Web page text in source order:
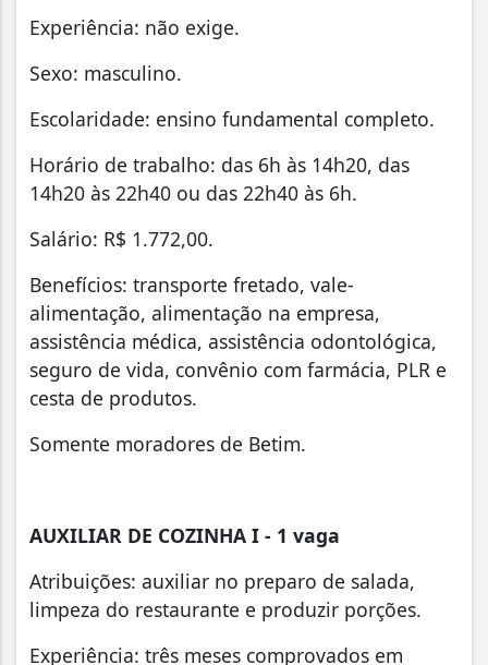
Experiência: não exige.
Sexo: masculino.
Escolaridade: ensino fundamental completo.
Horário de trabalho: das 6h às 14h20, das
14h20 às 22h40 ou das 22h40 às 6h.
Salário: R$ 1.772,00.
Benefícios: transporte fretado, vale-
alimentação, alimentação na empresa,
assistência médica, assistência odontológica,
seguro de vida, convênio com farmácia, PLR e
cesta de produtos.
Somente moradores de Betim.
AUXILIAR DE COZINHA I - 1 vaga
Atribuições: auxiliar no preparo de salada,
limpeza do restaurante e produzir porções.
Experiência: três meses comprovados em